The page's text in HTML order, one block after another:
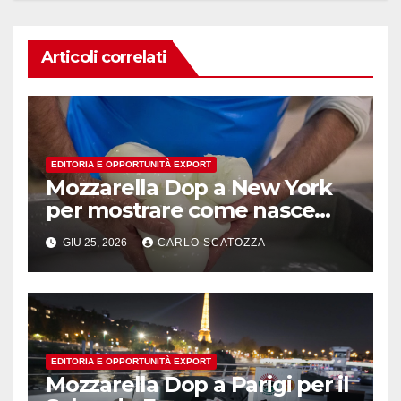
Articoli correlati
EDITORIA E OPPORTUNITÀ EXPORT
Mozzarella Dop a New York
per mostrare come nasce
l’oro bianco del sud
GIU 25, 2026 CARLO SCATOZZA
EDITORIA E OPPORTUNITÀ EXPORT
Mozzarella Dop a Parigi per il